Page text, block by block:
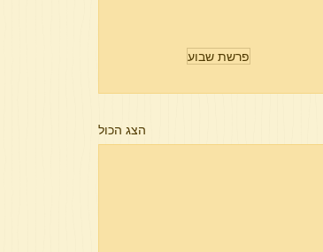
פרשת שבוע
הצג הכול